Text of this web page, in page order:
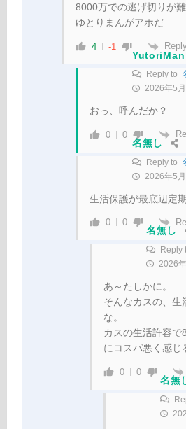
8000万での逃げ切りが
ゆとりまんがアホだ
4 -1
YutoriMan
Reply to
2026年5
おっ、呼んだか？
0 0
名無し
Reply to
2026年5
生活保護が最底辺定期
0 0
名無し
Reply
2026
あ～たしかに。
そんなカスの、生
な。
カスの生活許容で
にコスパ悪く感じ
0 0
名無